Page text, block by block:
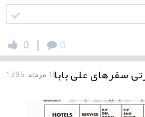
0
|
0
سفرهای علی بابا18 مرداد, 1395